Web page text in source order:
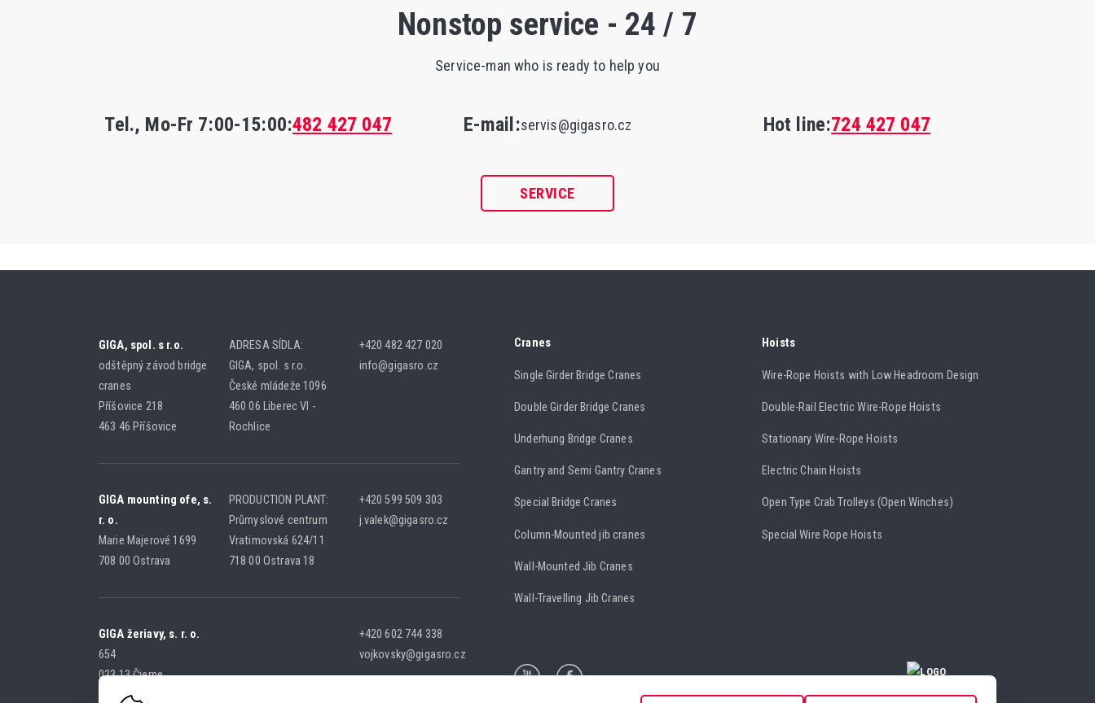
Nonstop service - 24 / 7
Service-man who is ready to help you
Tel., Mo-Fr 7:00-15:00:482 427 047 E-mail:servis@gigasro.cz Hot line:724 427 047
SERVICE
GIGA, spol. s r.o.
odštěpný závod bridge
cranes
Příšovice 218
463 46 Příšovice
ADRESA SÍDLA:
GIGA, spol. s r.o.
České mládeže 1096
460 06 Liberec VI -
Rochlice
+420 482 427 020
info@gigasro.cz
GIGA mounting ofe, s.
r. o.
Marie Majerové 1699
708 00 Ostrava
PRODUCTION PLANT:
Průmyslové centrum
Vratimovská 624/11
718 00 Ostrava 18
+420 599 509 303
j.valek@gigasro.cz
GIGA žeriavy, s. r. o.
654
023 13 Čierne
SLOVAK REPUBLIC
+420 602 744 338
vojkovsky@gigasro.cz
Cranes
Single Girder Bridge Cranes
Double Girder Bridge Cranes
Underhung Bridge Cranes
Gantry and Semi Gantry Cranes
Special Bridge Cranes
Column-Mounted jib cranes
Wall-Mounted Jib Cranes
Wall-Travelling Jib Cranes
Hoists
Wire-Rope Hoists with Low Headroom Design
Double-Rail Electric Wire-Rope Hoists
Stationary Wire-Rope Hoists
Electric Chain Hoists
Open Type Crab Trolleys (Open Winches)
Special Wire Rope Hoists